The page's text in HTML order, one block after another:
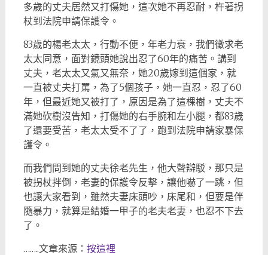
多歲的丈夫居然又打傷她，這次她不再忍耐，杵著拐
杖到法院申請保護令。
83歲的楊老太太，行動不便，年老力衰，我們徵求老
太太同意，面對鏡頭她說出忍了60年的痛苦。講到
丈夫，老太太又氣又無奈，她20歲嫁到這個家，就
一直被丈夫打罵，為了5個孩子，她一直忍，忍了60
年，但最近她又被打了，原因是為了這棵樹，丈夫不
滿她砍樹沒告知，打傷她的右手腕和左小腿，都83歲
了還要受苦，老太太受不了了，跑到法院申請家暴保
護令。
而我們問到她的丈夫徐老先生，他大聲辯駁，那只是
被拐杖拌倒，老妻的保護令反擊，讓他嚇了一跳，但
也讓大家看到，雖然夫妻床頭吵，床尾和，但要是伴
隨暴力，就算是結婚一甲子的老夫老妻，也忍不下去
了。
……..文章來源： 按這裡